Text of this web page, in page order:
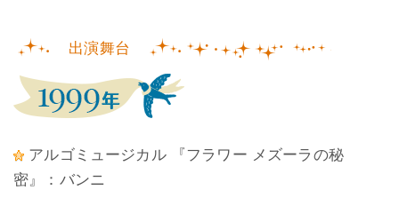
出演舞台
アルゴミュージカル 『フラワー メズーラの秘
密』：バンニ